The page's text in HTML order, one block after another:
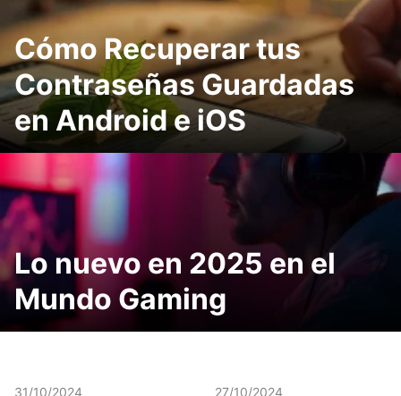
Cómo Recuperar tus
Contraseñas Guardadas
en Android e iOS
Lo nuevo en 2025 en el
Mundo Gaming
31/10/2024 27/10/2024